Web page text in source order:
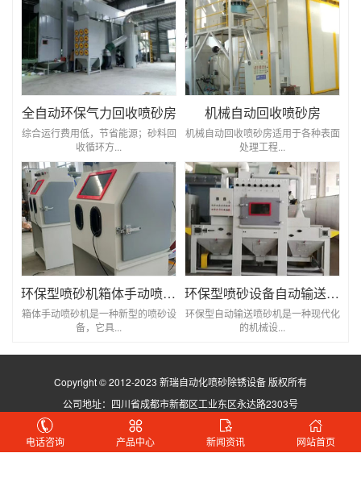
全自动环保气力回收喷砂房
综合运行费用低，节省能源；砂料回
收循环方...
机械自动回收喷砂房
机械自动回收喷砂房适用于各种表面
处理工程...
环保型喷砂机箱体手动喷砂机
箱体手动喷砂机是一种新型的喷砂设
备，它具...
环保型喷砂设备自动输送喷砂机
环保型自动输送喷砂机是一种现代化
的机械设...
Copyright © 2012-2023 新瑞自动化喷砂除锈设备 版权所有
公司地址：四川省成都市新都区工业东区永达路2303号
蜀ICP备2021029923号
电话咨询
产品中心 新闻资讯 网站首页